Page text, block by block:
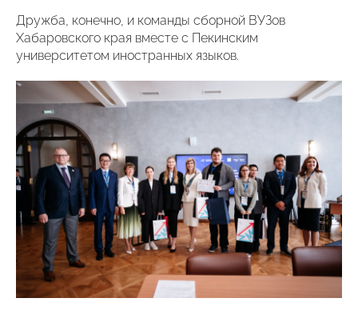
Дружба, конечно, и команды сборной ВУЗов
Хабаровского края вместе с Пекинским
университетом иностранных языков.